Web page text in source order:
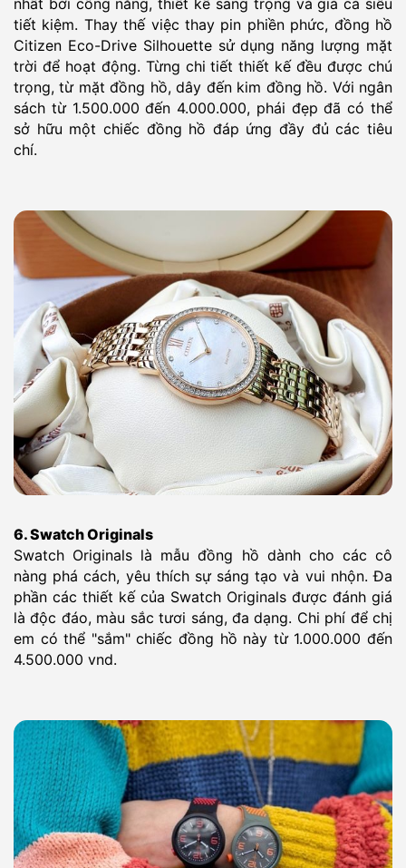
nhất bởi công năng, thiết kế sang trọng và giá cả siêu
tiết kiệm. Thay thế việc thay pin phiền phức, đồng hồ
Citizen Eco-Drive Silhouette sử dụng năng lượng mặt
trời để hoạt động. Từng chi tiết thiết kế đều được chú
trọng, từ mặt đồng hồ, dây đến kim đồng hồ. Với ngân
sách từ 1.500.000 đến 4.000.000, phái đẹp đã có thể
sở hữu một chiếc đồng hồ đáp ứng đầy đủ các tiêu
chí.
6. Swatch Originals
Swatch Originals là mẫu đồng hồ dành cho các cô
nàng phá cách, yêu thích sự sáng tạo và vui nhộn. Đa
phần các thiết kế của Swatch Originals được đánh giá
là độc đáo, màu sắc tươi sáng, đa dạng. Chi phí để chị
em có thể "sắm" chiếc đồng hồ này từ 1.000.000 đến
4.500.000 vnd.